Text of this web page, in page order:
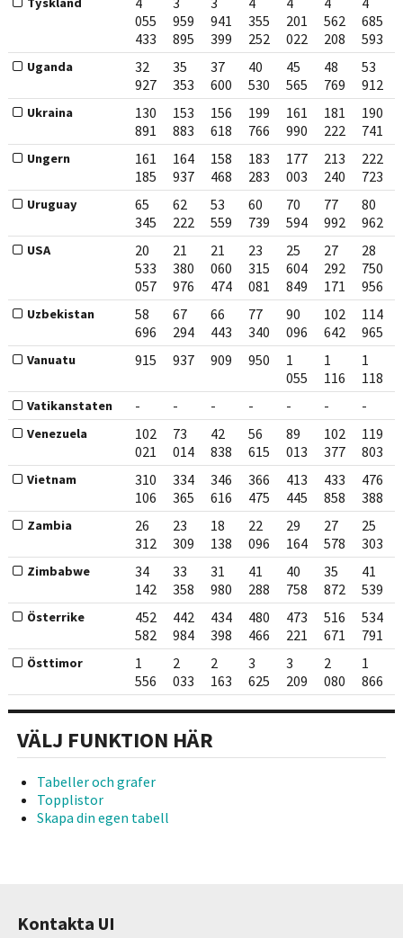
055
433
959
895
941
399
355
252
201
022
562
208
685
593
Uganda
32
927
35
353
37
600
40
530
45
565
48
769
53
912
Ukraina
130
891
153
883
156
618
199
766
161
990
181
222
190
741
Ungern
161
185
164
937
158
468
183
283
177
003
213
240
222
723
Uruguay
65
345
62
222
53
559
60
739
70
594
77
992
80
962
USA
20
533
057
21
380
976
21
060
474
23
315
081
25
604
849
27
292
171
28
750
956
Uzbekistan
58
696
67
294
66
443
77
340
90
096
102
642
114
965
Vanuatu 915 937 909 950
1
055
1
116
1
118
Vatikanstaten - - - - - - -
Venezuela
102
021
73
014
42
838
56
615
89
013
102
377
119
803
Vietnam
310
106
334
365
346
616
366
475
413
445
433
858
476
388
Zambia
26
312
23
309
18
138
22
096
29
164
27
578
25
303
Zimbabwe
34
142
33
358
31
980
41
288
40
758
35
872
41
539
Österrike
452
582
442
984
434
398
480
466
473
221
516
671
534
791
Östtimor
1
556
2
033
2
163
3
625
3
209
2
080
1
866
VÄLJ FUNKTION HÄR
Tabeller och grafer
Topplistor
Skapa din egen tabell
Kontakta UI